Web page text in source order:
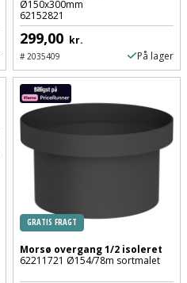
Ø150x300mm
62152821
299,00 kr.
#2035409 På lager
GRATIS FRAGT
Morsø overgang 1/2 isoleret
62211721 Ø154/78m sortmalet